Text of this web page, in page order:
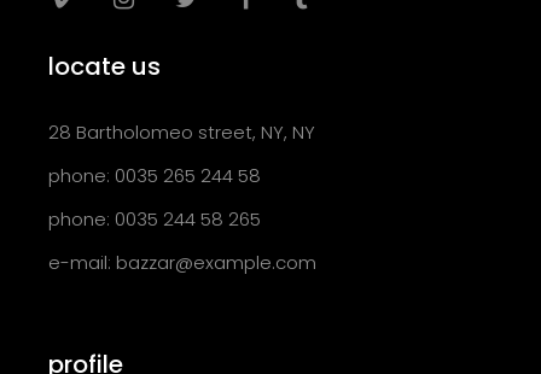
locate us
28 Bartholomeo street, NY, NY
phone: 0035 265 244 58
phone: 0035 244 58 265
e-mail: bazzar@example.com
profile